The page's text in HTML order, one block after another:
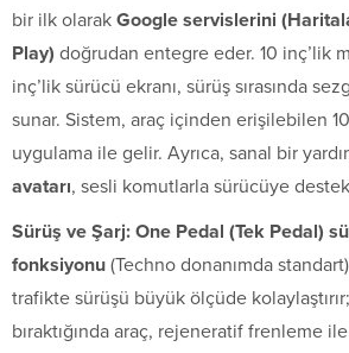
bir ilk olarak Google servislerini
Play) doğrudan entegre eder. 10 inç’lik
inç’lik sürücü ekranı, sürüş sırasında
sunar. Sistem, araç içinden erişilebilen
uygulama ile gelir. Ayrıca, sanal bir
avatarı, sesli komutlarla sürücüye
Sürüş ve Şarj: One Pedal (Tek Pedal)
fonksiyonu (Techno donanımda
trafikte sürüşü büyük ölçüde
bıraktığında araç, rejeneratif frenleme